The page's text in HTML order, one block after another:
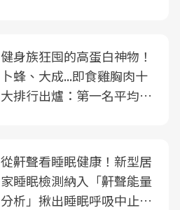
健身族狂囤的高蛋白神物！
卜蜂、大成...即食雞胸肉十
大排行出爐：第一名平均一
從鼾聲看睡眠健康！新型居
家睡眠檢測納入「鼾聲能量
分析」揪出睡眠呼吸中止症